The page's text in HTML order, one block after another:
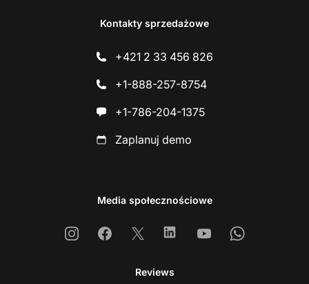
Kontakty sprzedażowe
+421 2 33 456 826
+1-888-257-8754
+1-786-204-1375
Zaplanuj demo
Media społecznościowe
InstagramFacebook
X LinkedinYoutubeWhatsapp
Reviews